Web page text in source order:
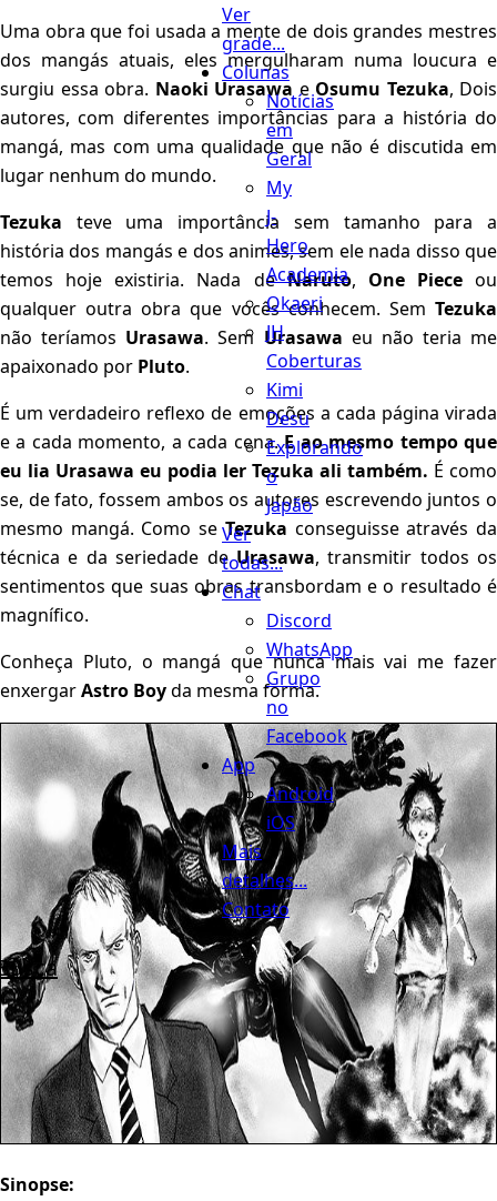
Ver
grade...
Colunas
Notícias
em
Geral
My
J-
Hero
Academia
Okaeri
JH
Coberturas
Kimi
Desu
Explorando
o
Japão
Ver
todas...
Chat
Discord
WhatsApp
Grupo
no
Facebook
App
Android
iOS
Mais
detalhes...
Contato
Uma obra que foi usada a mente de dois grandes mestres
dos mangás atuais, eles mergulharam numa loucura e
surgiu essa obra. Naoki Urasawa eOsumu Tezuka, Dois
autores, com diferentes importâncias para a história do
mangá, mas com uma qualidade que não é discutida em
lugar nenhum do mundo.
Tezuka teve uma importância sem tamanho para a
história dos mangás e dos animes, sem ele nada disso que
temos hoje existiria. Nada deNaruto, One Pieceou
qualquer outra obra que vocês conhecem. Sem Tezuka
não teríamos Urasawa. Sem Urasawa eu não teria me
apaixonado por Pluto.
É um verdadeiro reflexo de emoções a cada página virada
e a cada momento, a cada cena.E ao mesmo tempo que
eu lia Urasawa eu podia ler Tezuka ali também. É como
se, de fato, fossem ambos os autores escrevendo juntos o
mesmo mangá. Como seTezuka conseguisse através da
técnica e da seriedade deUrasawa, transmitir todos os
sentimentos que suas obras transbordam e o resultado é
magnífico.
Conheça Pluto, o mangá que nunca mais vai me fazer
enxergarAstro Boyda mesma forma.
Sinopse: